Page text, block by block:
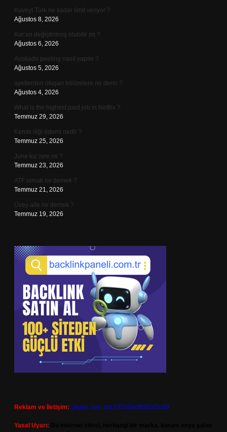
Kuveyt Türk ne kadar limit veriyor ?
Ağustos 8, 2026
Kur’an değiştirilmiş olabilir mi ?
Ağustos 6, 2026
Avokado peeling nasıl yapılır ?
Ağustos 5, 2026
ayetlerden oluşan bölümlere ne denir ?
Ağustos 4, 2026
What is the highest paid job in Netflix ?
Temmuz 29, 2026
Kemik iliği ödemi nedir ?
Temmuz 25, 2026
June kız ismi mi ?
Temmuz 23, 2026
ATF olmak ne demek ?
Temmuz 21, 2026
Üvey aile ne demek ?
Temmuz 19, 2026
Reklam ve İletişim: Skype: live:.cid.575569c608265c69
Yasal Uyarı: